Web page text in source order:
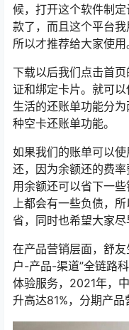
候，打开这个软件制
款了，而且这个平台我
所以才推荐给大家使用
下载以后我们点击首
证和绑定卡片。就可
生活的还账单功能分
种空卡还账单功能。
如果我们的账单可以
还，因为余额还的费
用余额还可以省下一
上都会有一些负债，
省，同时也希望大家尽
在产品营销层面，舒
户-产品-渠道”全链路
体验服务，2021年，
升高达81%，分期产品